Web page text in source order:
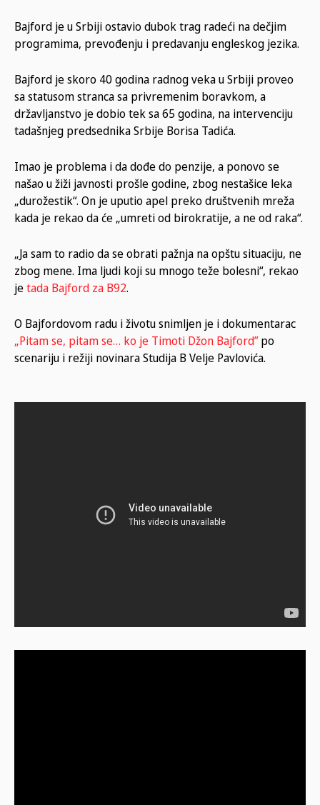
Bajford je u Srbiji ostavio dubok trag radeći na dečjim
programima, prevođenju i predavanju engleskog jezika.
Bajford je skoro 40 godina radnog veka u Srbiji proveo
sa statusom stranca sa privremenim boravkom, a
državljanstvo je dobio tek sa 65 godina, na intervenciju
tadašnjeg predsednika Srbije Borisa Tadića.
Imao je problema i da dođe do penzije, a ponovo se
našao u žiži javnosti prošle godine, zbog nestašice leka
„durožestik“. On je uputio apel preko društvenih mreža
kada je rekao da će „umreti od birokratije, a ne od raka“.
„Ja sam to radio da se obrati pažnja na opštu situaciju, ne
zbog mene. Ima ljudi koji su mnogo teže bolesni“, rekao
jetada Bajford za B92.
O Bajfordovom radu i životu snimljen je i dokumentarac
„Pitam se, pitam se… ko je Timoti Džon Bajford”po
scenariju i režiji novinara Studija B Velje Pavlovića.